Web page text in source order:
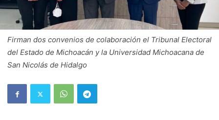
Firman dos convenios de colaboración el Tribunal Electoral
del Estado de Michoacán y la Universidad Michoacana de
San Nicolás de Hidalgo